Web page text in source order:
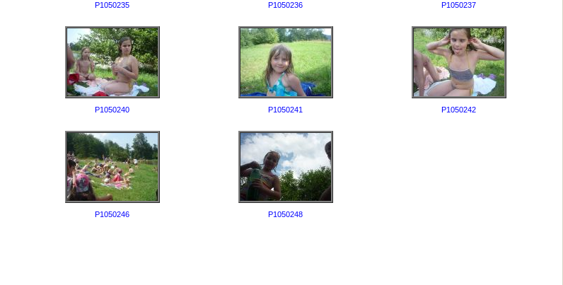
P1050235 P1050236 P1050237
P1050240 P1050241 P1050242
P1050246 P1050248